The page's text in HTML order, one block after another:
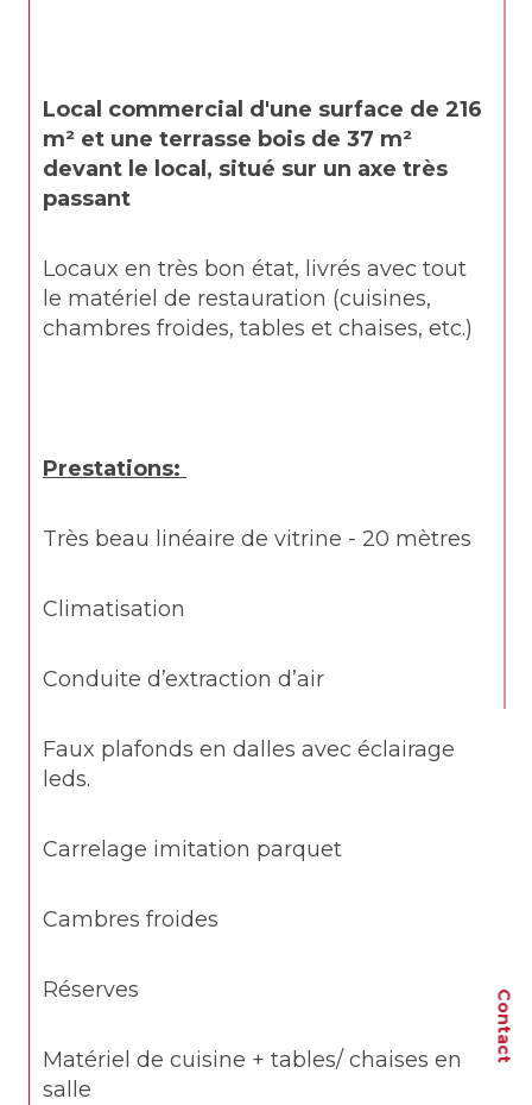
Contact
Local commercial d'une surface de 216
m² et une terrasse bois de 37 m²
devant le local, situé sur un axe très
passant
Locaux en très bon état, livrés avec tout
le matériel de restauration (cuisines,
chambres froides, tables et chaises, etc.)
Prestations:
Très beau linéaire de vitrine - 20 mètres
Climatisation
Conduite d’extraction d’air
Faux plafonds en dalles avec éclairage
leds.
Carrelage imitation parquet
Cambres froides
Réserves
Matériel de cuisine + tables/ chaises en
salle